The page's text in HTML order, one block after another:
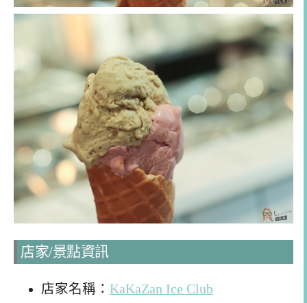
店家/景點資訊
店家名稱： KaKaZan Ice Club